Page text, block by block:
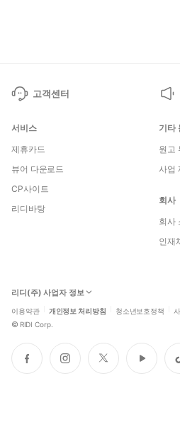
고객센터
서비스
제휴카드
뷰어 다운로드
CP사이트
리디바탕
기타
원고
사업
회사
회사
인재
리디(주) 사업자 정보
이용약관 개인정보 처리방침 청소년보호정책
© RIDI Corp.
페
이
인
스
트
위
유
튜